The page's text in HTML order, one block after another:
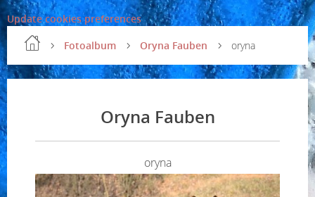
Update cookies preferences
Fotoalbum
Oryna Fauben oryna
Oryna Fauben
oryna